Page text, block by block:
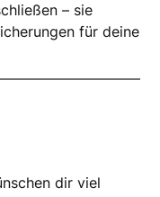
– sie
für deine
dir viel